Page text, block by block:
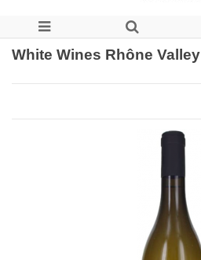
White Wines Rhône Valley